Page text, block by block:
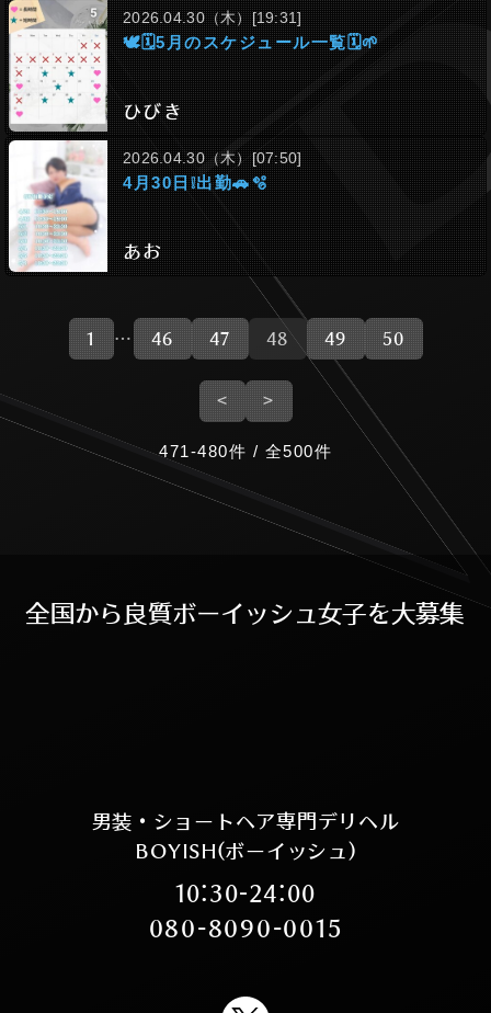
2026.04.30（木）[19:31]
🕊‬🗓5月のスケジュール一覧🗓🌱
ひびき
2026.04.30（木）[07:50]
4月30日❕出勤🚗🫧
あお
1 … 46 47 48 49 50
< >
471-480件 / 全500件
全 国から 良質ボーイ ッ シ ュ女子を大募集
男装・ショートヘア専門デリヘル
BOYISH(ボーイッシュ)
10:30-24:00
080-8090-0015